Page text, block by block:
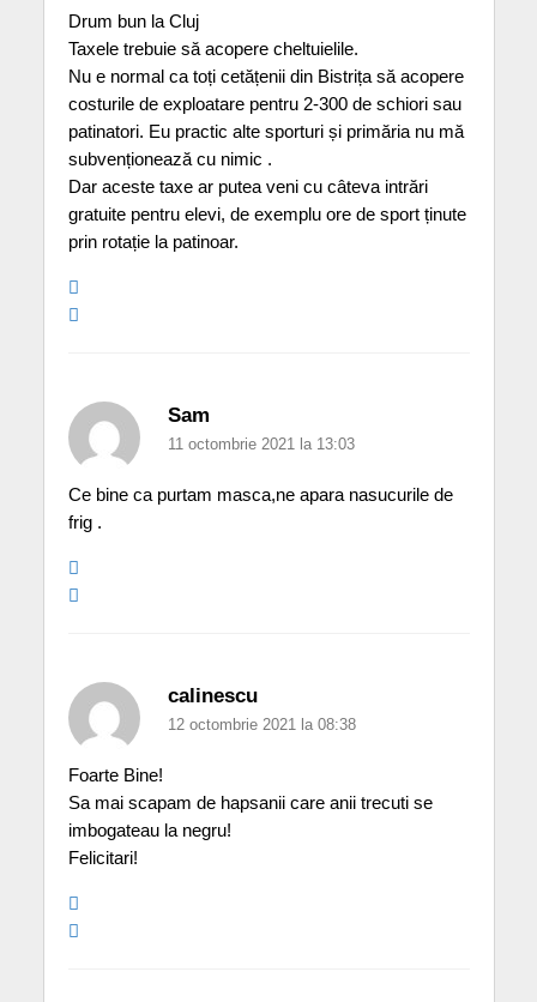
Drum bun la Cluj
Taxele trebuie să acopere cheltuielile.
Nu e normal ca toți cetățenii din Bistrița să acopere
costurile de exploatare pentru 2-300 de schiori sau
patinatori. Eu practic alte sporturi și primăria nu mă
subvenționează cu nimic .
Dar aceste taxe ar putea veni cu câteva intrări
gratuite pentru elevi, de exemplu ore de sport ținute
prin rotație la patinoar.
Sam
11 octombrie 2021 la 13:03
Ce bine ca purtam masca,ne apara nasucurile de
frig .
calinescu
12 octombrie 2021 la 08:38
Foarte Bine!
Sa mai scapam de hapsanii care anii trecuti se
imbogateau la negru!
Felicitari!